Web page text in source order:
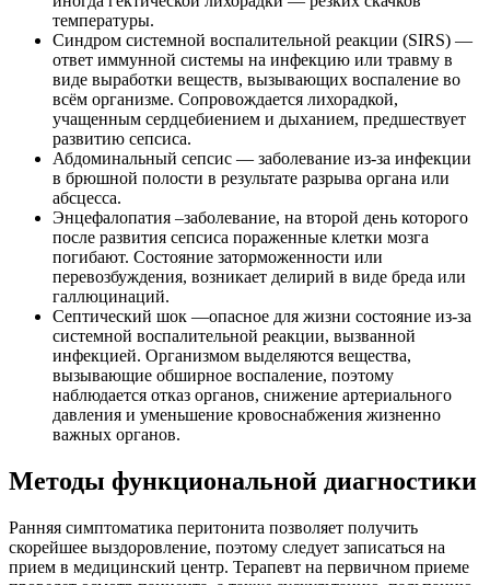
температуры.
Синдром системной воспалительной реакции (SIRS) —
ответ иммунной системы на инфекцию или травму в
виде выработки веществ, вызывающих воспаление во
всём организме. Сопровождается лихорадкой,
учащенным сердцебиением и дыханием, предшествует
развитию сепсиса.
Абдоминальный сепсис — заболевание из-за инфекции
в брюшной полости в результате разрыва органа или
абсцесса.
Энцефалопатия –заболевание, на второй день которого
после развития сепсиса пораженные клетки мозга
погибают. Состояние заторможенности или
перевозбуждения, возникает делирий в виде бреда или
галлюцинаций.
Септический шок —опасное для жизни состояние из-за
системной воспалительной реакции, вызванной
инфекцией. Организмом выделяются вещества,
вызывающие обширное воспаление, поэтому
наблюдается отказ органов, снижение артериального
давления и уменьшение кровоснабжения жизненно
важных органов.
Методы функциональной диагностики
Ранняя симптоматика перитонита позволяет получить
скорейшее выздоровление, поэтому следует записаться на
прием в медицинский центр. Терапевт на первичном приеме